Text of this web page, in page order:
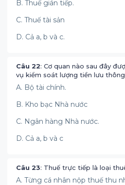
B. Thuế gián tiếp.
C. Thuế tài sản
D. Cả a, b và c.
Câu 22: Cơ quan nào sau đây
vụ kiểm soát lượng tiền lưu
A. Bộ tài chính.
B. Kho bạc Nhà nước
C. Ngân hàng Nhà nước.
D. Cả a, b và c
Câu 23: Thuế trực tiếp là loại
A. Từng cá nhân nộp thuế thu